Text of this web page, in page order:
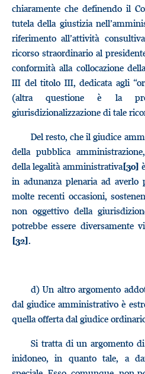
chiaramente che definendo il
tutela della giustizia
riferimento all’attività
ricorso straordinario al
conformità alla collocazione
III del titolo III, dedicata agli
(altra questione è la
giurisdizionalizzazione di tale
Del resto, che il giudice
della pubblica
della legalità amministrativa[30]
in adunanza plenaria ad averlo
molte recenti occasioni,
non oggettivo della
potrebbe essere diversamente
[32].
d) Un altro argomento
dal giudice amministrativo è
quella offerta dal giudice
Si tratta di un argomento
inidoneo, in quanto tale, a